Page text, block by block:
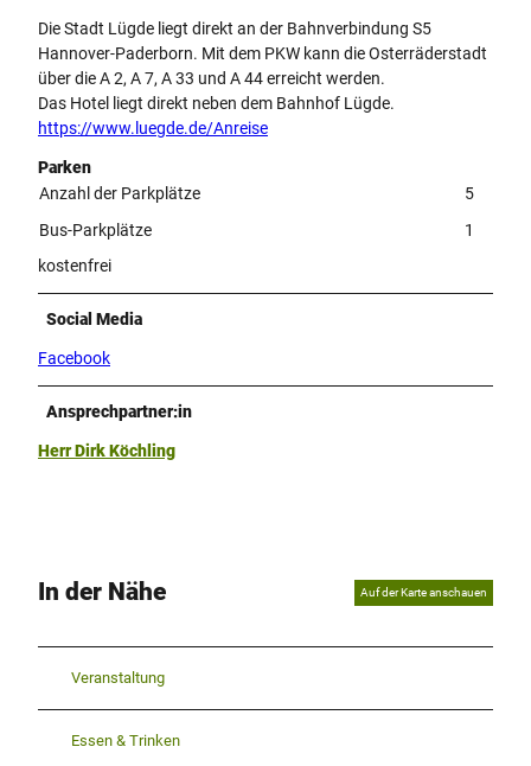
Die Stadt Lügde liegt direkt an der Bahnverbindung S5
Hannover-Paderborn. Mit dem PKW kann die Osterräderstadt
über die A 2, A 7, A 33 und A 44 erreicht werden.
Das Hotel liegt direkt neben dem Bahnhof Lügde.
https://www.luegde.de/Anreise
Parken
Anzahl der Parkplätze
5
Bus-Parkplätze
1
kostenfrei
Social Media
Facebook
Ansprechpartner:in
Herr Dirk Köchling
In der Nähe Auf der Karte anschauen
Veranstaltung
Essen & Trinken